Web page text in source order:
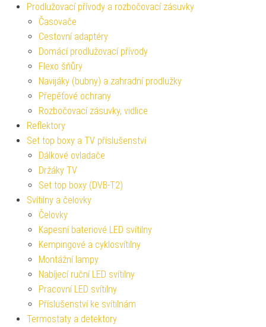
Prodlužovací přívody a rozbočovací zásuvky
Časovače
Cestovní adaptéry
Domácí prodlužovací přívody
Flexo šňůry
Navijáky (bubny) a zahradní prodlužky
Přepěťové ochrany
Rozbočovací zásuvky, vidlice
Reflektory
Set top boxy a TV příslušenství
Dálkové ovladače
Držáky TV
Set top boxy (DVB-T2)
Svítilny a čelovky
Čelovky
Kapesní bateriové LED svítilny
Kempingové a cyklosvítilny
Montážní lampy
Nabíjecí ruční LED svítilny
Pracovní LED svítilny
Příslušenství ke svítilnám
Termostaty a detektory